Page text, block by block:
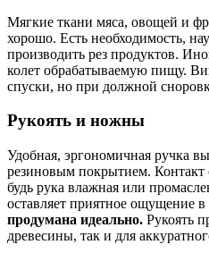
Мягкие ткани мяса, овощей и
хорошо. Есть необходимость,
производить рез продуктов.
колет обрабатываемую пищу.
спуски, но при должной
Рукоять и ножны
Удобная, эргономичная ручка
резиновым покрытием. Контакт
будь рука влажная или
оставляет приятное ощущение в
продумана идеально. Рукоять
древесины, так и для